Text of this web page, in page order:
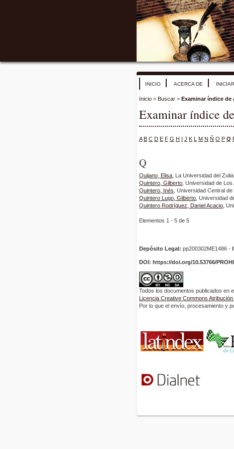
INICIO ACERCA DE
Inicio > Buscar > Examinar índice de
Examinar índice
A B C D E F G H I J K L M N Ñ O P Q
Q
Quijano, Elisa , La Universidad del
Quintero, Gilberto , Universidad de
Quintero, Inés , Universidad Central
Quintero Lugo, Gilberto , Universidad
Quintero Rodríguez, Daniel Acacio ,
Elementos 1 - 5 de 5
Depósito Legal: pp200302ME1486 -
DOI: https://doi.org/10.53766/
Todos los documentos publicados en
Licencia Creative Commons
Por lo que el envío, procesamiento y